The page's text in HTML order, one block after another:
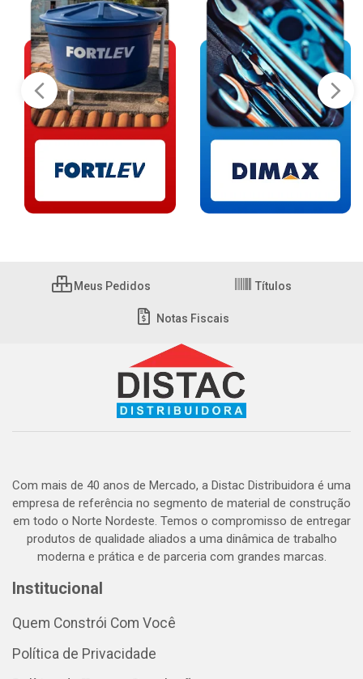
Meus Pedidos Títulos
Notas Fiscais
Com mais de 40 anos de Mercado, a Distac Distribuidora é uma
empresa de referência no segmento de material de construção
em todo o Norte Nordeste. Temos o compromisso de entregar
produtos de qualidade aliados a uma dinâmica de trabalho
moderna e prática e de parceria com grandes marcas.
Institucional
Quem Constrói Com Você
Política de Privacidade